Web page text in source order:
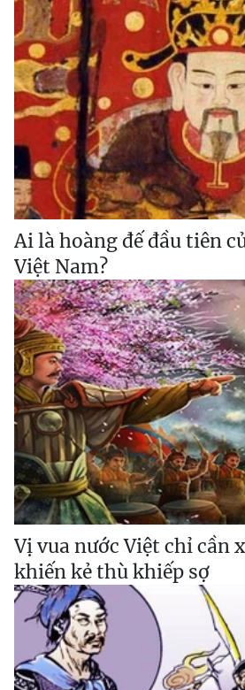
Ai là hoàng đế đầu tiên
Việt Nam?
Vị vua nước Việt chỉ cần
khiến kẻ thù khiếp sợ